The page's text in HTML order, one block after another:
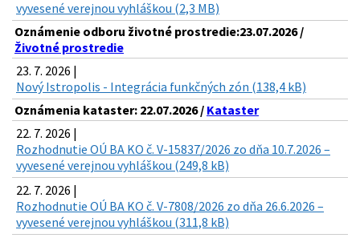
vyvesené verejnou vyhláškou (2,3 MB)
Oznámenie odboru životné prostredie:23.07.2026 /
Životné prostredie
23. 7. 2026 |
Nový Istropolis - Integrácia funkčných zón (138,4 kB)
Oznámenia kataster: 22.07.2026 / Kataster
22. 7. 2026 |
Rozhodnutie OÚ BA KO č. V-15837/2026 zo dňa 10.7.2026 –
vyvesené verejnou vyhláškou (249,8 kB)
22. 7. 2026 |
Rozhodnutie OÚ BA KO č. V-7808/2026 zo dňa 26.6.2026 –
vyvesené verejnou vyhláškou (311,8 kB)